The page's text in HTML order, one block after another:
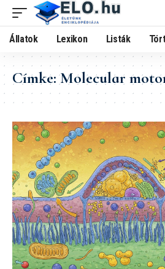
Állatok Lexikon Listák
Címke:Molecular